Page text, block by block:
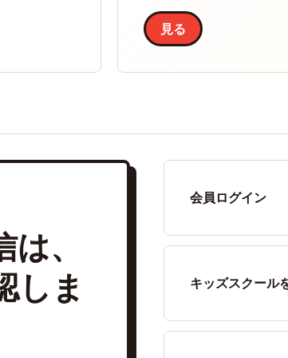
見る
、
しま
会員ログイン
キッズスクール